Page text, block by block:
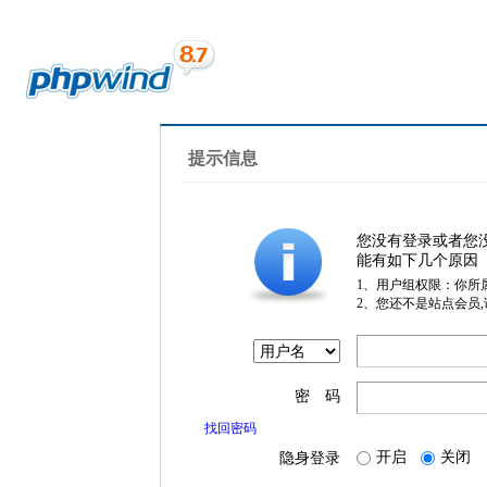
提示信息
您没有登录或者您
能有如下几个原因
1、用户组权限：你所
2、您还不是站点会员
密 码
找回密码
隐身登录 开启 关闭